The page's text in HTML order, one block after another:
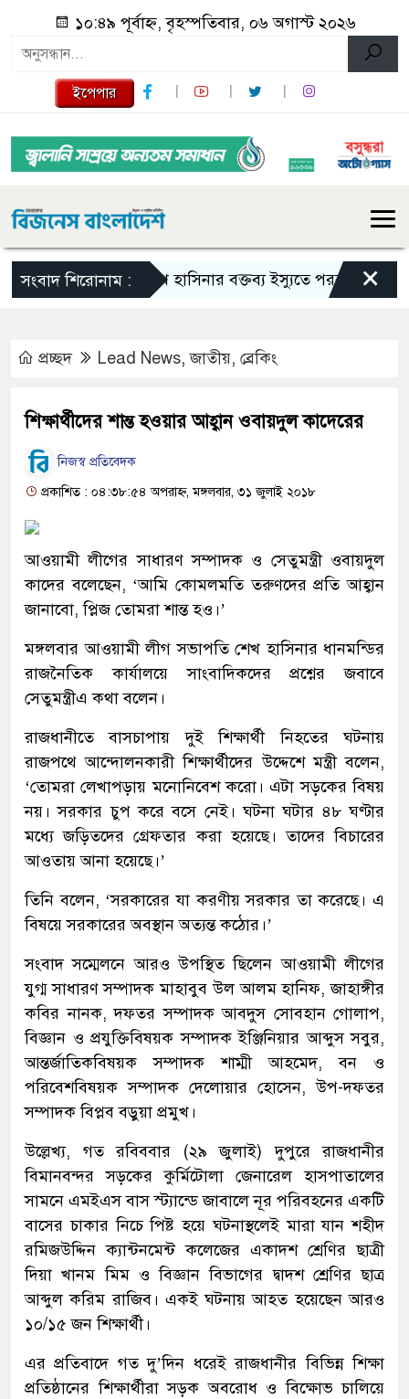
১০:৪৯ পূর্বাহ্ন, বৃহস্পতিবার, ০৬ অগাস্ট ২০২৬
ইপেপার
সংবাদ শিরোনাম :শেখ হাসিনার বক্তব্য ইস্যুতে পররাষ্ট্র মন্ত্রণালয়ের
×
প্রচ্ছদ Lead News,জাতীয়, ব্রেকিং
শিক্ষার্থীদের শান্ত হওয়ার আহ্বান ওবায়দুল কাদেরের
নিজস্ব প্রতিবেদক
প্রকাশিত : ০৪:৩৮:৫৪ অপরাহ্ন, মঙ্গলবার, ৩১ জুলাই ২০১৮
আওয়ামী লীগের সাধারণ সম্পাদক ও সেতুমন্ত্রী ওবায়দুল
কাদের বলেছেন, ‘আমি কোমলমতি তরুণদের প্রতি আহ্বান
জানাবো, প্লিজ তোমরা শান্ত হও।’
মঙ্গলবার আওয়ামী লীগ সভাপতি শেখ হাসিনার ধানমন্ডির
রাজনৈতিক কার্যালয়ে সাংবাদিকদের প্রশ্নের জবাবে
সেতুমন্ত্রীএ কথা বলেন।
রাজধানীতে বাসচাপায় দুই শিক্ষার্থী নিহতের ঘটনায়
রাজপথে আন্দোলনকারী শিক্ষার্থীদের উদ্দেশে মন্ত্রী বলেন,
‘তোমরা লেখাপড়ায় মনোনিবেশ করো। এটা সড়কের বিষয়
নয়। সরকার চুপ করে বসে নেই। ঘটনা ঘটার ৪৮ ঘণ্টার
মধ্যে জড়িতদের গ্রেফতার করা হয়েছে। তাদের বিচারের
আওতায় আনা হয়েছে।’
তিনি বলেন, ‘সরকারের যা করণীয় সরকার তা করেছে। এ
বিষয়ে সরকারের অবস্থান অত্যন্ত কঠোর।’
সংবাদ সম্মেলনে আরও উপস্থিত ছিলেন আওয়ামী লীগের
যুগ্ম সাধারণ সম্পাদক মাহাবুব উল আলম হানিফ, জাহাঙ্গীর
কবির নানক, দফতর সম্পাদক আবদুস সোবহান গোলাপ,
বিজ্ঞান ও প্রযুক্তিবিষয়ক সম্পাদক ইঞ্জিনিয়ার আব্দুস সবুর,
আন্তর্জাতিকবিষয়ক সম্পাদক শাম্মী আহমেদ, বন ও
পরিবেশবিষয়ক সম্পাদক দেলোয়ার হোসেন, উপ-দফতর
সম্পাদক বিপ্লব বড়ুয়া প্রমুখ।
উল্লেখ্য, গত রবিববার (২৯ জুলাই) দুপুরে রাজধানীর
বিমানবন্দর সড়কের কুর্মিটোলা জেনারেল হাসপাতালের
সামনে এমইএস বাস স্ট্যান্ডে জাবালে নূর পরিবহনের একটি
বাসের চাকার নিচে পিষ্ট হয়ে ঘটনাস্থলেই মারা যান শহীদ
রমিজউদ্দিন ক্যান্টনমেন্ট কলেজের একাদশ শ্রেণির ছাত্রী
দিয়া খানম মিম ও বিজ্ঞান বিভাগের দ্বাদশ শ্রেণির ছাত্র
আব্দুল করিম রাজিব। একই ঘটনায় আহত হয়েছেন আরও
১০/১৫ জন শিক্ষার্থী।
এর প্রতিবাদে গত দু’দিন ধরেই রাজধানীর বিভিন্ন শিক্ষা
প্রতিষ্ঠানের শিক্ষার্থীরা সড়ক অবরোধ ও বিক্ষোভ চালিয়ে